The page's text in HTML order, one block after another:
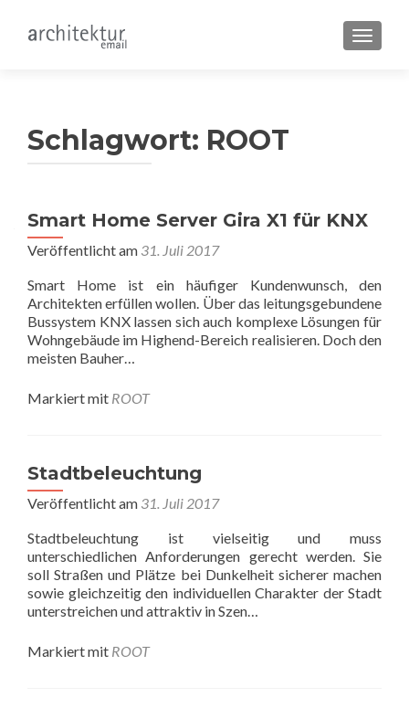
Schlagwort: ROOT
Smart Home Server Gira X1 für KNX
Veröffentlicht am 31. Juli 2017
Smart Home ist ein häufiger Kundenwunsch, den
Architekten erfüllen wollen. Über das leitungsgebundene
Bussystem KNX lassen sich auch komplexe Lösungen für
Wohngebäude im Highend-Bereich realisieren. Doch den
meisten Bauher…
Markiert mit ROOT
Stadtbeleuchtung
Veröffentlicht am 31. Juli 2017
Stadtbeleuchtung ist vielseitig und muss
unterschiedlichen Anforderungen gerecht werden. Sie
soll Straßen und Plätze bei Dunkelheit sicherer machen
sowie gleichzeitig den individuellen Charakter der Stadt
unterstreichen und attraktiv in Szen…
Markiert mit ROOT
Beitragsnavigation